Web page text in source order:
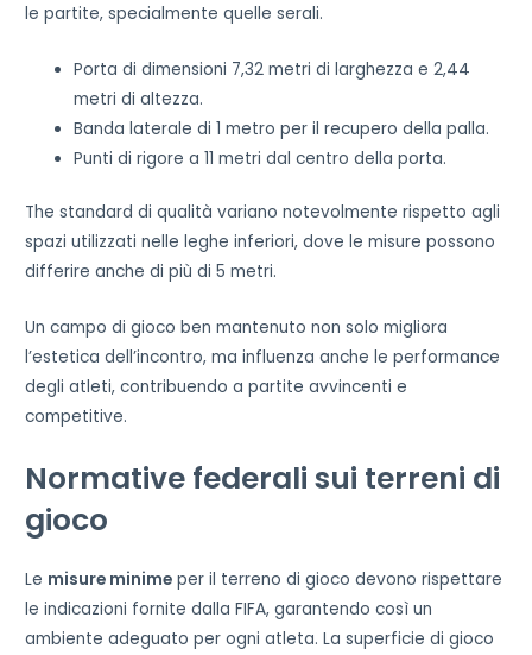
le partite, specialmente quelle serali.
Porta di dimensioni 7,32 metri di larghezza e 2,44
metri di altezza.
Banda laterale di 1 metro per il recupero della palla.
Punti di rigore a 11 metri dal centro della porta.
The standard di qualità variano notevolmente rispetto agli
spazi utilizzati nelle leghe inferiori, dove le misure possono
differire anche di più di 5 metri.
Un campo di gioco ben mantenuto non solo migliora
l’estetica dell’incontro, ma influenza anche le performance
degli atleti, contribuendo a partite avvincenti e
competitive.
Normative federali sui terreni di
gioco
Le misure minime per il terreno di gioco devono rispettare
le indicazioni fornite dalla FIFA, garantendo così un
ambiente adeguato per ogni atleta. La superficie di gioco